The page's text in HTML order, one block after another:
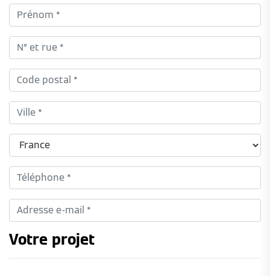
Votre projet